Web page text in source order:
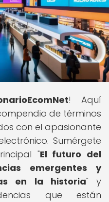
! Aquí
de términos
con el apasionante
Sumérgete
"El futuro del
emergentes y
en la historia" y
que están